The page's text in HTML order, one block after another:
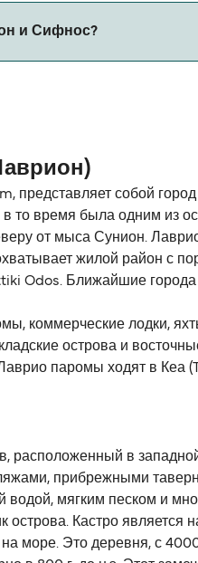
и Сифнос?
представляет собой
то время была одним из
от мыса Сунион.
жилой район с
Odos. Ближайшие
коммерческие лодки,
острова и
паромы ходят в Кеа
расположенный в
прибрежными
водой, мягким песком и
острова. Кастро
море. Это деревня, с